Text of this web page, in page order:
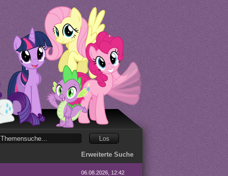
Erweiterte Suche
06.08.2026, 12:42